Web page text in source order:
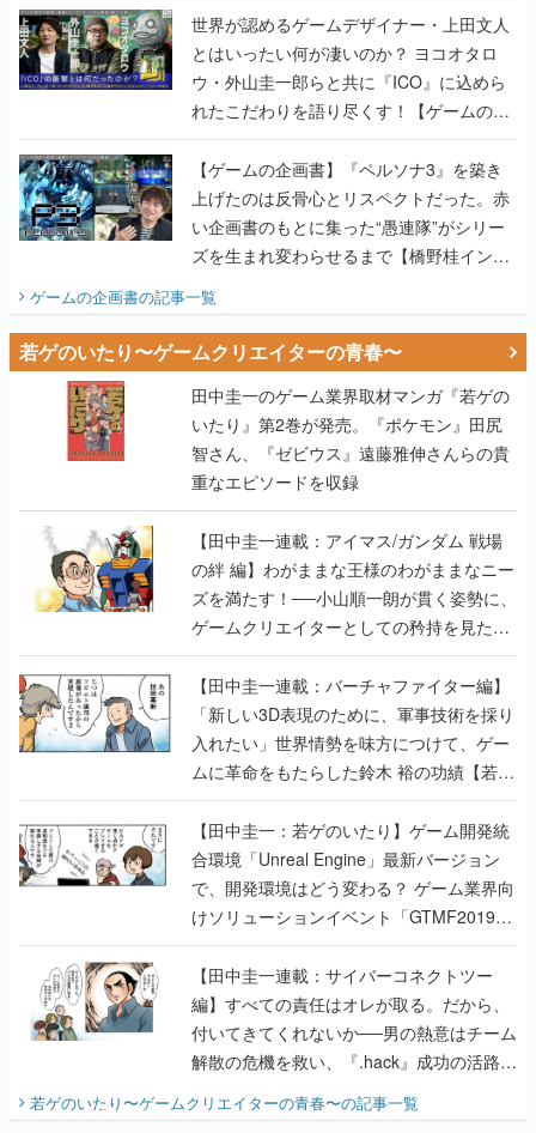
世界が認めるゲームデザイナー・上田文人
とはいったい何が凄いのか？ ヨコオタロ
ウ・外山圭一郎らと共に『ICO』に込めら
れたこだわりを語り尽くす！【ゲームの企
画書】
【ゲームの企画書】『ペルソナ3』を築き
上げたのは反骨心とリスペクトだった。赤
い企画書のもとに集った“愚連隊”がシリー
ズを生まれ変わらせるまで【橋野桂インタ
ビュー】
ゲームの企画書の記事一覧
若ゲのいたり〜ゲームクリエイターの青春〜
田中圭一のゲーム業界取材マンガ『若ゲの
いたり』第2巻が発売。『ポケモン』田尻
智さん、『ゼビウス』遠藤雅伸さんらの貴
重なエピソードを収録
【田中圭一連載：アイマス/ガンダム 戦場
の絆 編】わがままな王様のわがままなニー
ズを満たす！──小山順一朗が貫く姿勢に、
ゲームクリエイターとしての矜持を見た
【若ゲのいたり最終回】
【田中圭一連載：バーチャファイター編】
「新しい3D表現のために、軍事技術を採り
入れたい」世界情勢を味方につけて、ゲー
ムに革命をもたらした鈴木 裕の功績【若ゲ
のいたり】
【田中圭一：若ゲのいたり】ゲーム開発統
合環境「Unreal Engine」最新バージョン
で、開発環境はどう変わる？ ゲーム業界向
けソリューションイベント「GTMF2019」
に行って、より理解を深めよう【PR】
【田中圭一連載：サイバーコネクトツー
編】すべての責任はオレが取る。だから、
付いてきてくれないか──男の熱意はチーム
解散の危機を救い、『.hack』成功の活路を
開く。業界の快男児・松山 洋に流れる血は
『少年ジャンプ』色だった【若ゲのいた
若ゲのいたり〜ゲームクリエイターの青春〜の記事一覧